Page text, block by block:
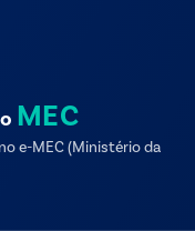
MEC
no e-MEC (Ministério da